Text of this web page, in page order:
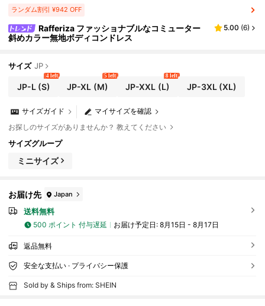
ランダム割引 ¥942 OFF
Rafferiza ファッショナブルなコミューター
斜めカラー無地ボディコンドレス
5.00 (6)
サイズ JP
JP-L(S)
4 left
JP-XL (M)
5 left
JP-XXL (L)
8 left
JP-3XL(XL)
マイサイズを確認
サイズガイド
お探しのサイズがありませんか？ 教えてください
サイズグループ
ミニサイズ
お届け先 Japan
送料無料
500 ポイント 付与遅延 お届け予定日: 8月15日 - 8月17日
返品無料
安全な支払い · プライバシー保護
Sold by & Ships from: SHEIN